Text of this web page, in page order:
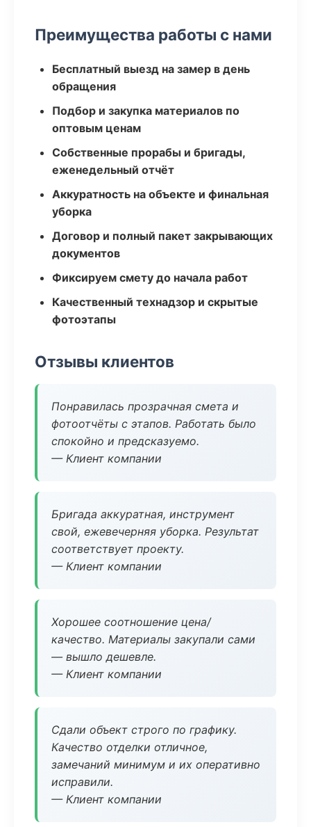
Преимущества работы с нами
Бесплатный выезд на замер в день
обращения
Подбор и закупка материалов по
оптовым ценам
Собственные прорабы и бригады,
еженедельный отчёт
Аккуратность на объекте и финальная
уборка
Договор и полный пакет закрывающих
документов
Фиксируем смету до начала работ
Качественный технадзор и скрытые
фотоэтапы
Отзывы клиентов
Понравилась прозрачная смета и
фотоотчёты с этапов. Работать было
спокойно и предсказуемо.
— Клиент компании
Бригада аккуратная, инструмент
свой, ежевечерняя уборка. Результат
соответствует проекту.
— Клиент компании
Хорошее соотношение цена/
качество. Материалы закупали сами
— вышло дешевле.
— Клиент компании
Сдали объект строго по графику.
Качество отделки отличное,
замечаний минимум и их оперативно
исправили.
— Клиент компании